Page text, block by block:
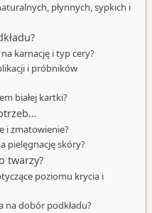
płynnych, sypkich i
karnację i typ cery?
i próbników
białej kartki?
i zmatowienie?
pielęgnację skóry?
twarzy?
poziomu krycia i
na dobór podkładu?